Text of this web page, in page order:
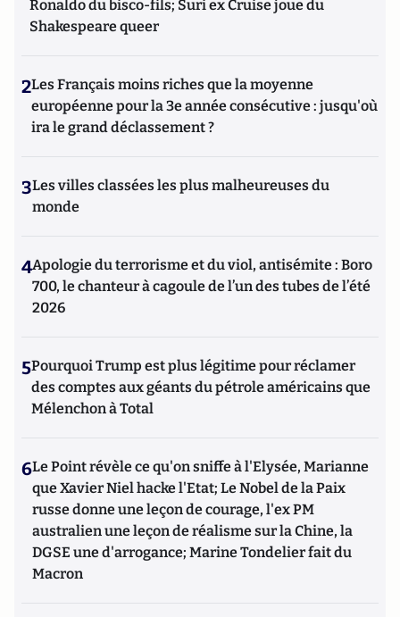
Ronaldo du bisco-fils; Suri ex Cruise joue du
Shakespeare queer
2Les Français moins riches que la moyenne
européenne pour la 3e année consécutive : jusqu'où
ira le grand déclassement ?
3Les villes classées les plus malheureuses du
monde
4Apologie du terrorisme et du viol, antisémite : Boro
700, le chanteur à cagoule de l’un des tubes de l’été
2026
5Pourquoi Trump est plus légitime pour réclamer
des comptes aux géants du pétrole américains que
Mélenchon à Total
6Le Point révèle ce qu'on sniffe à l'Elysée, Marianne
que Xavier Niel hacke l'Etat; Le Nobel de la Paix
russe donne une leçon de courage, l'ex PM
australien une leçon de réalisme sur la Chine, la
DGSE une d'arrogance; Marine Tondelier fait du
Macron